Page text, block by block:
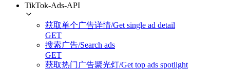
TikTok-Ads-API
获取单个广告详情/Get single ad detail
GET
搜索广告/Search ads
GET
获取热门广告聚光灯/Get top ads spotlight